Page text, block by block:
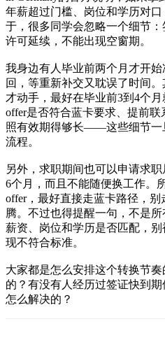
年薪超过门槛、岗位和学历对
于，很多同学会忽略一个细节
许可延续，不能出现空窗期。
我身边有人毕业前两个月才开
回，等重新补交又耽误了时间
才动手，最好在毕业前3到4个
offer是否符合蓝卡要求、提前
照有效期得够长——这些细节一
流程。
另外，求职期间也可以申请求
6个月，而且不能随便换工作。
offer，最好直接走蓝卡路径，
腾。不过也得提醒一句，不是
薪资、岗位和学历是否匹配，
现不符合标准。
大家都是怎么安排这个转换节
的？有没有人经历过签证快到
怎么解决的？